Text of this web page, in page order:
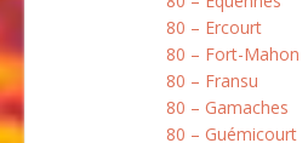
80 – Ercourt
80 – Fort-Mahon
80 – Fransu
80 – Gamaches
80 – Guémicourt